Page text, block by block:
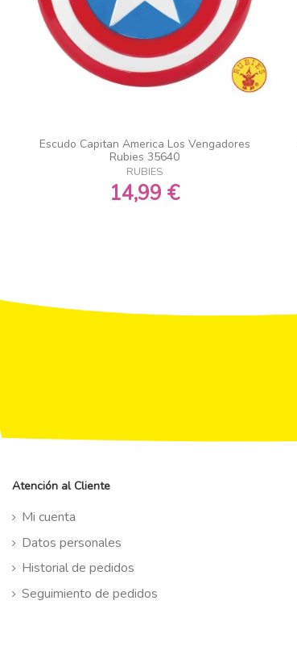
Escudo Capitan America Los Vengadores
Rubies 35640
RUBIES
14,99 €
Atención al Cliente
Mi cuenta
Datos personales
Historial de pedidos
Seguimiento de pedidos